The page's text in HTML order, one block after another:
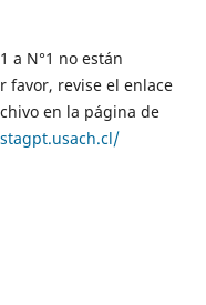
a N°1 no están
favor, revise el enlace
en la página de